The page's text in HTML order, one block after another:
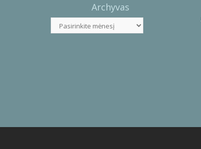
Archyvas
Archyvas